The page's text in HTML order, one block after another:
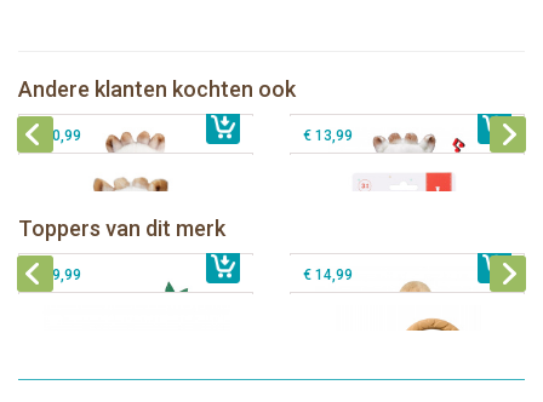
Andere klanten kochten ook
€ 11,99
Sophie de giraf pluche bijtrammelaar
€ 10,99 € 13,99
Toppers van dit merk
Sophie de giraf Rollin' speelrol IEUF
€ 26,99
Sophie de giraf Baby Seat & Play
Sophie de giraf Activity Wheel
€ 39,99 € 14,99